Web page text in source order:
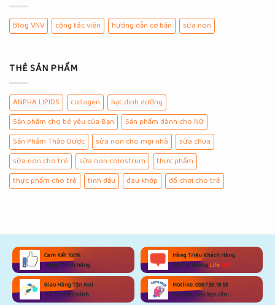
Blog VNV cộng tác viên hướng dẫn cơ bản sữa non
THẺ SẢN PHẨM
ANPHA LIPIDS collagen
hạt dinh dưỡng
Sản phẩm cho bé yêu của Bạn
Sản phẩm dành cho Nữ
Sản Phẩm Thảo Dược
sửa non cho mọi nhà
sữa chua
sữa non cho trẻ
sữa non colostrum
thực phẩm
thực phẩm cho trẻ
tinh dầu đau khớp đồ chơi cho trẻ
Cam Kết 100%
Hàng Chính hãng
Hàng Triệu Khách Hàng
Đã Tin TưởngLife360
Giao Hàng Tận Nơi
Hỗ Trợ Hết Mình
Hotline: 0987.53.18.53
Gọi ngay khi bạn cần!